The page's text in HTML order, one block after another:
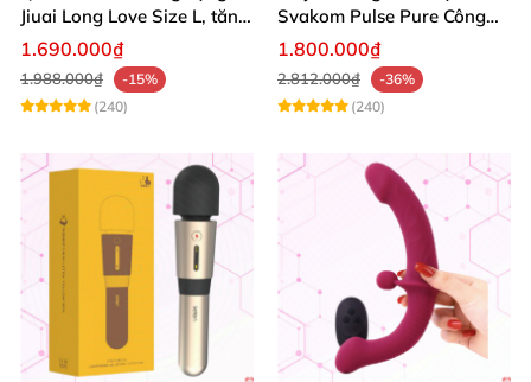
Jiuai Long Love Size L, tăng
khoái cảm, giá tốt
1.690.000₫
1.988.000₫
-15%
(240)
Svakom Pulse Pure Công
Nghệ Sóng Âm Hút Mạnh
1.800.000₫
2.812.000₫
-36%
(240)